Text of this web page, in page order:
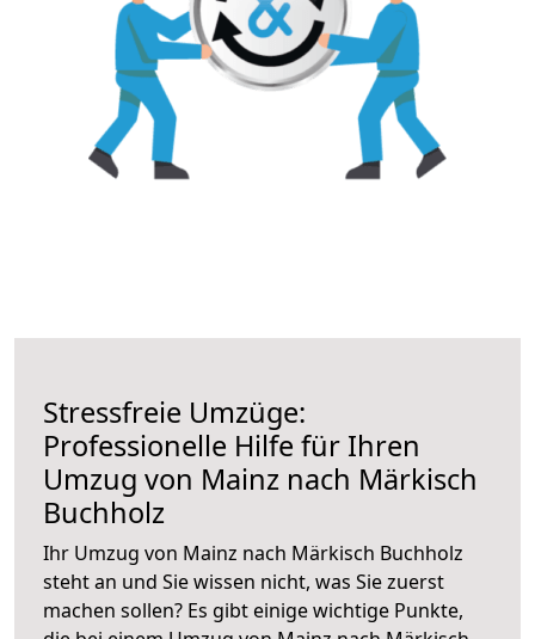
Stressfreie Umzüge:
Professionelle Hilfe für Ihren
Umzug von Mainz nach Märkisch
Buchholz
Ihr Umzug von Mainz nach Märkisch Buchholz
steht an und Sie wissen nicht, was Sie zuerst
machen sollen? Es gibt einige wichtige Punkte,